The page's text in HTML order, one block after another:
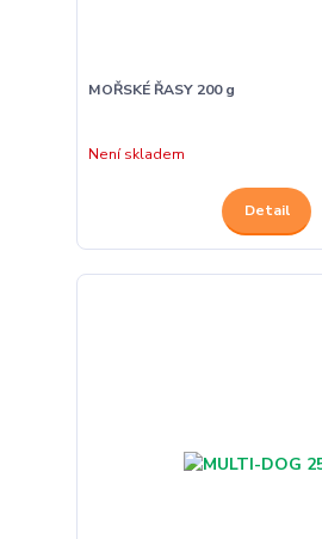
MOŘSKÉ ŘASY 200 g
Není skladem
Detail